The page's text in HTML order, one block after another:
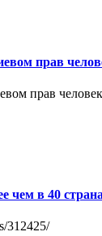
прав
прав
чем в 40
312425/